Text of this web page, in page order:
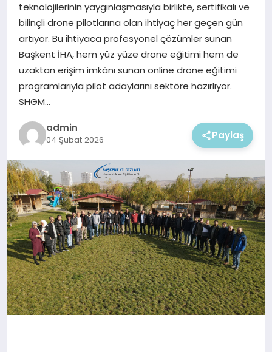
MAGAZIN
teknolojilerinin yaygınlaşmasıyla birlikte, sertifikalı ve
bilinçli drone pilotlarına olan ihtiyaç her geçen gün
artıyor. Bu ihtiyaca profesyonel çözümler sunan
Başkent İHA, hem yüz yüze drone eğitimi hem de
uzaktan erişim imkânı sunan online drone eğitimi
programlarıyla pilot adaylarını sektöre hazırlıyor.
SHGM…
admin
04 Şubat 2026 Paylaş